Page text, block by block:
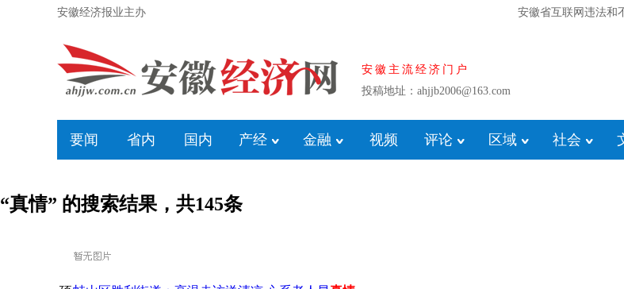
安徽经济报业主办 安徽省互联网违法和
安徽主流经济门户
投稿地址：ahjjb2006@163.com
要闻 省内 国内 产经 金融 视频 评论 区域 社会
“真情” 的搜索结果，共145条